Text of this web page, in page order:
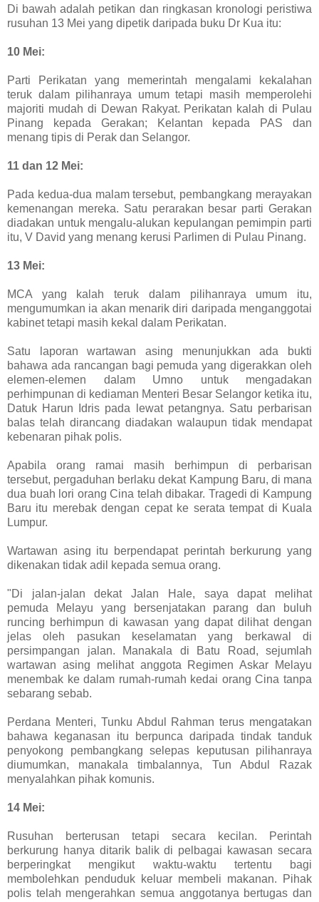
Di bawah adalah petikan dan ringkasan kronologi peristiwa
rusuhan 13 Mei yang dipetik daripada buku Dr Kua itu:
10 Mei:
Parti Perikatan yang memerintah mengalami kekalahan
teruk dalam pilihanraya umum tetapi masih memperolehi
majoriti mudah di Dewan Rakyat. Perikatan kalah di Pulau
Pinang kepada Gerakan; Kelantan kepada PAS dan
menang tipis di Perak dan Selangor.
11 dan 12 Mei:
Pada kedua-dua malam tersebut, pembangkang merayakan
kemenangan mereka. Satu perarakan besar parti Gerakan
diadakan untuk mengalu-alukan kepulangan pemimpin parti
itu, V David yang menang kerusi Parlimen di Pulau Pinang.
13 Mei:
MCA yang kalah teruk dalam pilihanraya umum itu,
mengumumkan ia akan menarik diri daripada menganggotai
kabinet tetapi masih kekal dalam Perikatan.
Satu laporan wartawan asing menunjukkan ada bukti
bahawa ada rancangan bagi pemuda yang digerakkan oleh
elemen-elemen dalam Umno untuk mengadakan
perhimpunan di kediaman Menteri Besar Selangor ketika itu,
Datuk Harun Idris pada lewat petangnya. Satu perbarisan
balas telah dirancang diadakan walaupun tidak mendapat
kebenaran pihak polis.
Apabila orang ramai masih berhimpun di perbarisan
tersebut, pergaduhan berlaku dekat Kampung Baru, di mana
dua buah lori orang Cina telah dibakar. Tragedi di Kampung
Baru itu merebak dengan cepat ke serata tempat di Kuala
Lumpur.
Wartawan asing itu berpendapat perintah berkurung yang
dikenakan tidak adil kepada semua orang.
"Di jalan-jalan dekat Jalan Hale, saya dapat melihat
pemuda Melayu yang bersenjatakan parang dan buluh
runcing berhimpun di kawasan yang dapat dilihat dengan
jelas oleh pasukan keselamatan yang berkawal di
persimpangan jalan. Manakala di Batu Road, sejumlah
wartawan asing melihat anggota Regimen Askar Melayu
menembak ke dalam rumah-rumah kedai orang Cina tanpa
sebarang sebab.
Perdana Menteri, Tunku Abdul Rahman terus mengatakan
bahawa keganasan itu berpunca daripada tindak tanduk
penyokong pembangkang selepas keputusan pilihanraya
diumumkan, manakala timbalannya, Tun Abdul Razak
menyalahkan pihak komunis.
14 Mei:
Rusuhan berterusan tetapi secara kecilan. Perintah
berkurung hanya ditarik balik di pelbagai kawasan secara
berperingkat mengikut waktu-waktu tertentu bagi
membolehkan penduduk keluar membeli makanan. Pihak
polis telah mengerahkan semua anggotanya bertugas dan